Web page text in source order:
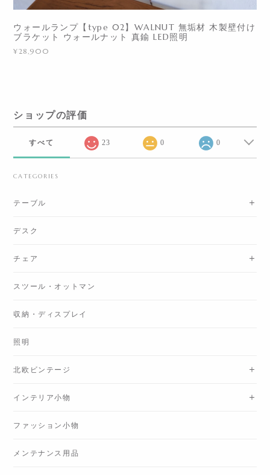
ウォールランプ【type 02】WALNUT 無垢材 木製壁付け
ブラケット ウォールナット 真鍮 LED照明
¥28,900
ショップの評価
すべて 23 0 0
CATEGORIES
テーブル
デスク
チェア
スツール・オットマン
収納・ディスプレイ
照明
北欧ビンテージ
インテリア小物
ファッション小物
メンテナンス用品